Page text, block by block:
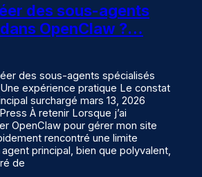
des sous-agents
OpenClaw ?…
des sous-agents spécialisés
expérience pratique Le constat
surchargé mars 13, 2026
À retenir Lorsque j’ai
OpenClaw pour gérer mon site
rencontré une limite
principal, bien que polyvalent,
de